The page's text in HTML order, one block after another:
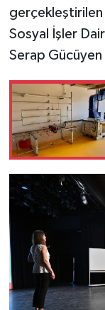
Sosyal İşler
Serap Gücüyen